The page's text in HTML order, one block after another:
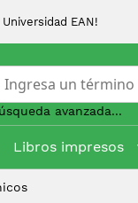
EAN!
avanzada...
Libros impresos